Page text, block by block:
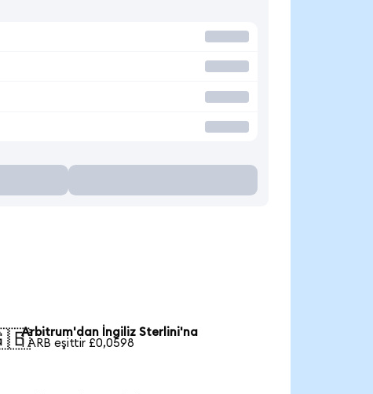
Arbitrum'dan İngiliz Sterlini'na
1 ARB eşittir £0,0598